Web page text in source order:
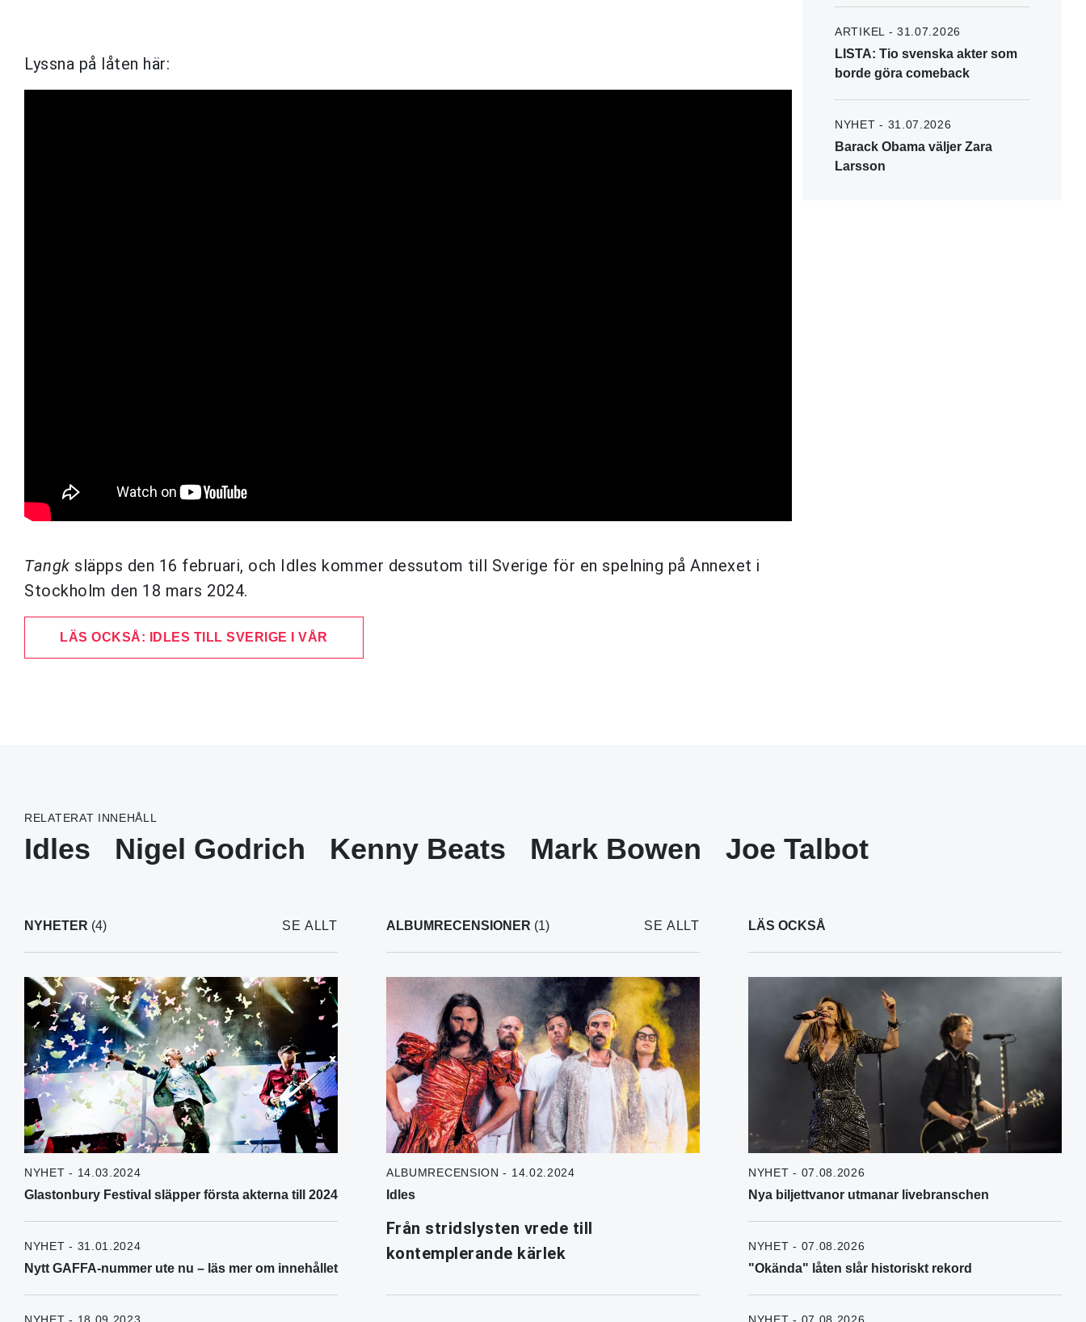
Lyssna på låten här:
Tangk släpps den 16 februari, och Idles kommer dessutom till Sverige för en spelning på Annexet i
Stockholm den 18 mars 2024.
LÄS OCKSÅ: IDLES TILL SVERIGE I VÅR
ARTIKEL - 31.07.2026
LISTA: Tio svenska akter som
borde göra comeback
NYHET - 31.07.2026
Barack Obama väljer Zara
Larsson
RELATERAT INNEHÅLL
Idles Nigel Godrich Kenny Beats Mark Bowen Joe Talbot
NYHETER (4) SE ALLT
NYHET - 14.03.2024
Glastonbury Festival släpper första akterna till 2024
NYHET - 31.01.2024
Nytt GAFFA-nummer ute nu – läs mer om innehållet
NYHET - 18.09.2023
ALBUMRECENSIONER (1) SE ALLT
ALBUMRECENSION - 14.02.2024
Idles
Från stridslysten vrede till
kontemplerande kärlek
LÄS OCKSÅ
NYHET - 07.08.2026
Nya biljettvanor utmanar livebranschen
NYHET - 07.08.2026
"Okända" låten slår historiskt rekord
NYHET - 07.08.2026